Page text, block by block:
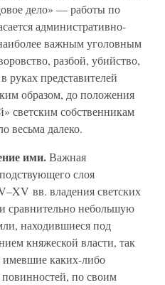
дело» — работы по
административно-
важным уголовным
разбой, убийство,
руках представителей
образом, до положения
светским собственникам
весьма далеко.
ими.Важная
слоя
вв. владения светских
сравнительно небольшую
находившиеся под
княжеской власти, так
каких-либо
по своим